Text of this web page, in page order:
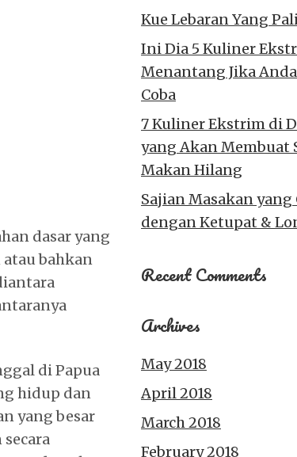
dasar yang
bahkan
di Papua
hidup dan
yang besar
Kue Lebaran Yang
Ini Dia 5 Kuliner
Menantang Jika
Coba
7 Kuliner Ekstrim di
yang Akan Membuat
Makan Hilang
Sajian Masakan yang
dengan Ketupat &
Recent Comments
Archives
May 2018
April 2018
March 2018
February 2018